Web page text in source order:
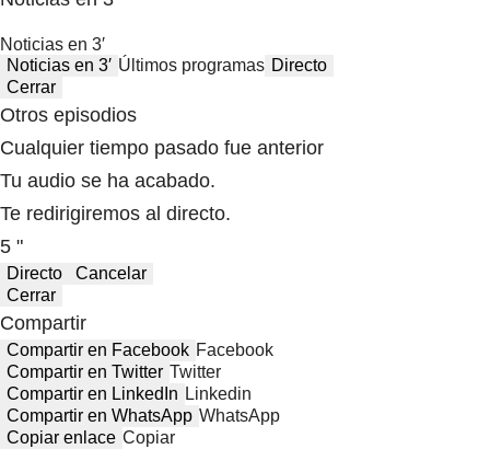
Noticias en 3′
Noticias en 3′ Últimos programas Directo
Cerrar
Otros episodios
Cualquier tiempo pasado fue anterior
Tu audio se ha acabado.
Te redirigiremos al directo.
5 "
Directo
Cancelar
Cerrar
Compartir
Compartir en Facebook Facebook
Compartir en Twitter Twitter
Compartir en LinkedIn Linkedin
Compartir en WhatsApp WhatsApp
Copiar enlace Copiar